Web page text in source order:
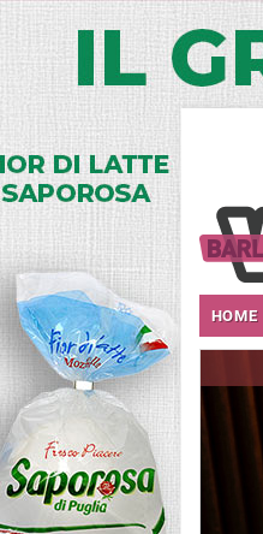
HOME